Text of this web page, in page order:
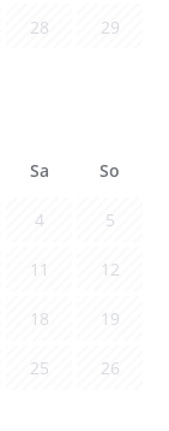
28 29
Sa So
4 5
11 12
18 19
25 26